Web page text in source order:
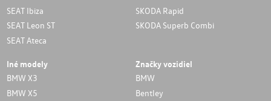
SEAT Ibiza
SEAT Leon ST
SEAT Ateca
SKODA Rapid
SKODA Superb Combi
Iné modely
BMW X3
BMW X5
Značky vozidiel
BMW
Bentley